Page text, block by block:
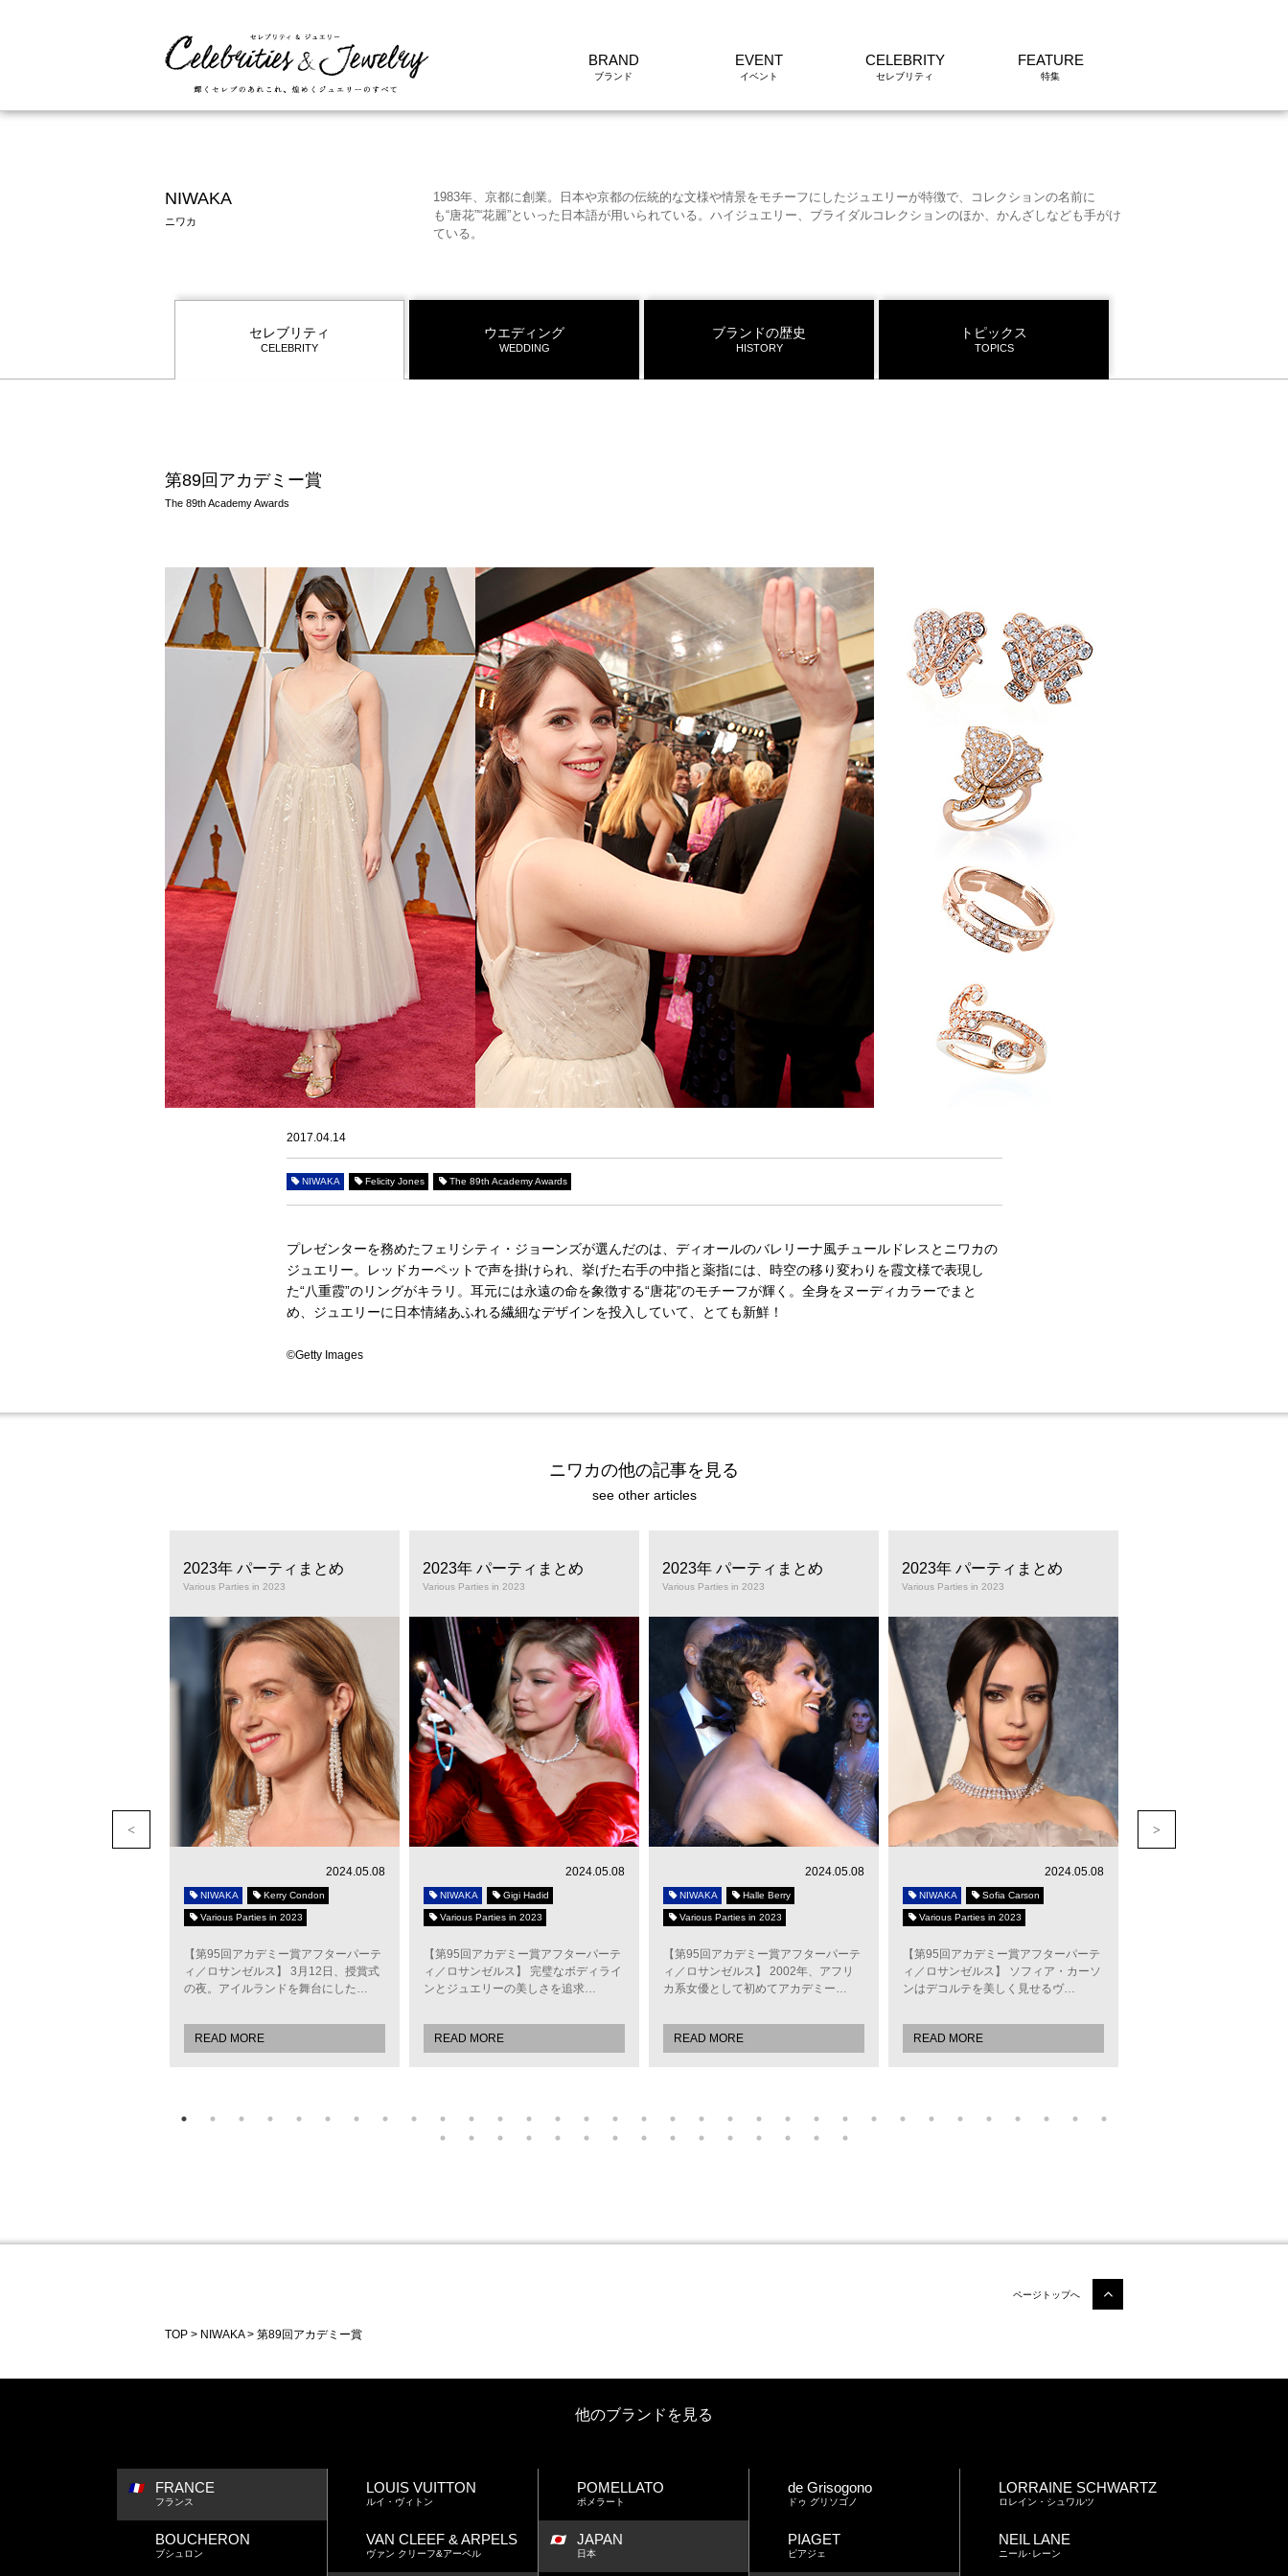
BRAND EVENT CELEBRITY FEATURE
NIWAKA
ニワカ
1983年、京都に創業。日本や京都の伝統的な文様や情景をモチーフにしたジュエリーが特徴で、コレクションの名前に
も“唐花”“花麗”といった日本語が用いられている。ハイジュエリー、ブライダルコレクションのほか、かんざしなども手がけ
ている。
セレブリティ
CELEBRITY
ウエディング
WEDDING
ブランドの歴史
HISTORY
トピックス
TOPICS
第89回アカデミー賞
The 89th Academy Awards
2017.04.14
NIWAKA Felicity Jones The 89th Academy Awards
プレゼンターを務めたフェリシティ・ジョーンズが選んだのは、ディオールのバレリーナ風チュールドレスとニワカの
ジュエリー。レッドカーペットで声を掛けられ、挙げた右手の中指と薬指には、時空の移り変わりを霞文様で表現し
た“八重霞”のリングがキラリ。耳元には永遠の命を象徴する“唐花”のモチーフが輝く。全身をヌーディカラーでまと
め、ジュエリーに日本情緒あふれる繊細なデザインを投入していて、とても新鮮！
©Getty Images
ニワカの他の記事を見る
see other articles
2023年 パーティまとめ
Various Parties in 2023
2024.05.08
NIWAKA Kerry Condon
Various Parties in 2023
【第95回アカデミー賞アフターパーテ
ィ／ロサンゼルス】 3月12日、授賞式
の夜。アイルランドを舞台にした…
READ MORE
2023年 パーティまとめ
Various Parties in 2023
2024.05.08
NIWAKA Gigi Hadid
Various Parties in 2023
【第95回アカデミー賞アフターパーテ
ィ／ロサンゼルス】 完璧なボディライ
ンとジュエリーの美しさを追求…
READ MORE
2023年 パーティまとめ
Various Parties in 2023
2024.05.08
NIWAKA Halle Berry
Various Parties in 2023
【第95回アカデミー賞アフターパーテ
ィ／ロサンゼルス】 2002年、アフリ
カ系女優として初めてアカデミー…
READ MORE
2023年 パーティまとめ
Various Parties in 2023
2024.05.08
NIWAKA Sofia Carson
Various Parties in 2023
【第95回アカデミー賞アフターパーテ
ィ／ロサンゼルス】 ソフィア・カーソ
ンはデコルテを美しく見せるヴ…
READ MORE
ページトップへ
TOP NIWAKA 第89回アカデミー賞
他のブランドを見る
FRANCE
フランス
BOUCHERON
ブシュロン
LOUIS VUITTON
ルイ・ヴィトン
VAN CLEEF & ARPELS
ヴァン クリーフ&アーペル
POMELLATO
ポメラート
JAPAN
日本
de Grisogono
ドゥ グリソゴノ
PIAGET
ピアジェ
LORRAINE SCHWARTZ
ロレイン・シュワルツ
NEIL LANE
ニール･レーン